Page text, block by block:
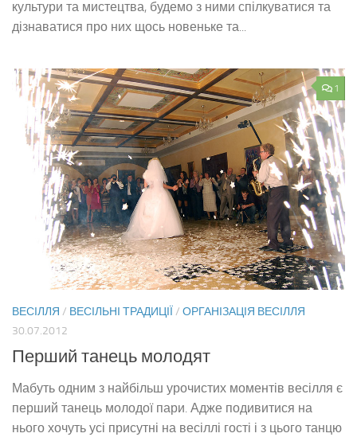
культури та мистецтва, будемо з ними спілкуватися та
дізнаватися про них щось новеньке та...
1
ВЕСІЛЛЯ / ВЕСІЛЬНІ ТРАДИЦІЇ / ОРГАНІЗАЦІЯ ВЕСІЛЛЯ
30.07.2012
Перший танець молодят
Мабуть одним з найбільш урочистих моментів весілля є
перший танець молодої пари. Адже подивитися на
нього хочуть усі присутні на весіллі гості і з цього танцю